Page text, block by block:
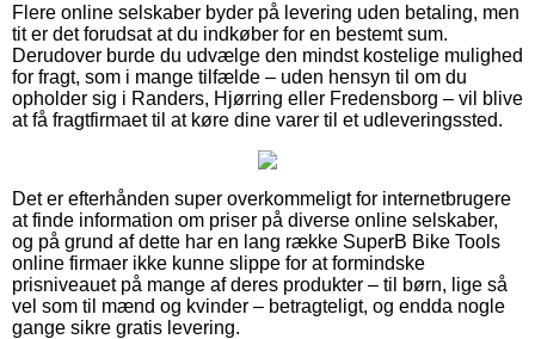
Flere online selskaber byder på levering uden betaling, men
tit er det forudsat at du indkøber for en bestemt sum.
Derudover burde du udvælge den mindst kostelige mulighed
for fragt, som i mange tilfælde – uden hensyn til om du
opholder sig i Randers, Hjørring eller Fredensborg – vil blive
at få fragtfirmaet til at køre dine varer til et udleveringssted.
Det er efterhånden super overkommeligt for internetbrugere
at finde information om priser på diverse online selskaber,
og på grund af dette har en lang række SuperB Bike Tools
online firmaer ikke kunne slippe for at formindske
prisniveauet på mange af deres produkter – til børn, lige så
vel som til mænd og kvinder – betragteligt, og endda nogle
gange sikre gratis levering.